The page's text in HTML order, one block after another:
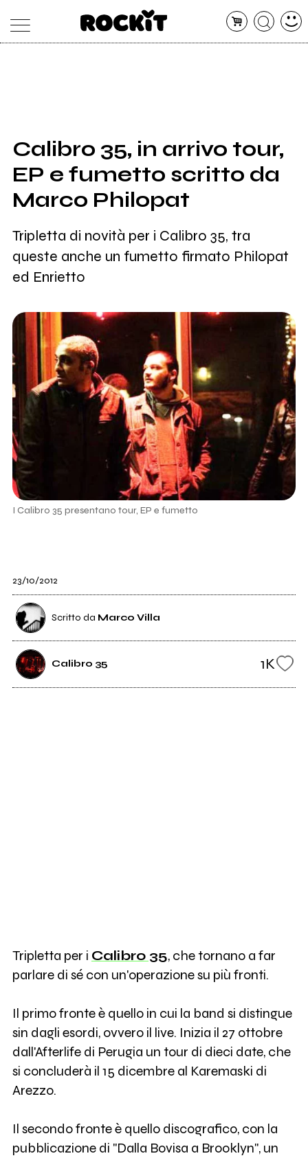
SHOP
RADIO
Calibro 35, in arrivo tour,
EP e fumetto scritto da
Marco Philopat
Tripletta di novità per i Calibro 35, tra
queste anche un fumetto firmato Philopat
ed Enrietto
I Calibro 35 presentano tour, EP e fumetto
23/10/2012
Scritto da Marco Villa
Calibro 35 1K
Tripletta per i Calibro 35, che tornano a far
parlare di sé con un'operazione su più fronti.
Il primo fronte è quello in cui la band si distingue
sin dagli esordi, ovvero il live. Inizia il 27 ottobre
dall'Afterlife di Perugia un tour di dieci date, che
si concluderà il 15 dicembre al Karemaski di
Arezzo.
Il secondo fronte è quello discografico, con la
pubblicazione di "Dalla Bovisa a Brooklyn", un